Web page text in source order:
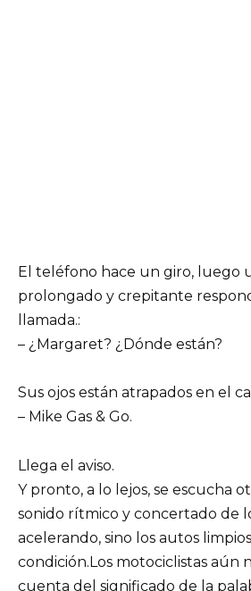
El teléfono hace un giro, luego
prolongado y crepitante
llamada.:
– ¿Margaret? ¿Dónde están?
Sus ojos están atrapados en el
– Mike Gas & Go.
Llega el aviso.
Y pronto, a lo lejos, se escucha
sonido rítmico y concertado de
acelerando, sino los autos
condición.Los motociclistas aún
cuenta del significado de la